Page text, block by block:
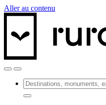
Aller au contenu